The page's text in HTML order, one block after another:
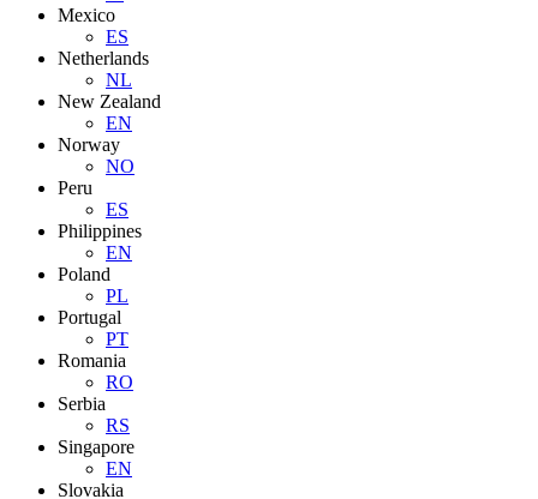
Mexico
ES
Netherlands
NL
New Zealand
EN
Norway
NO
Peru
ES
Philippines
EN
Poland
PL
Portugal
PT
Romania
RO
Serbia
RS
Singapore
EN
Slovakia